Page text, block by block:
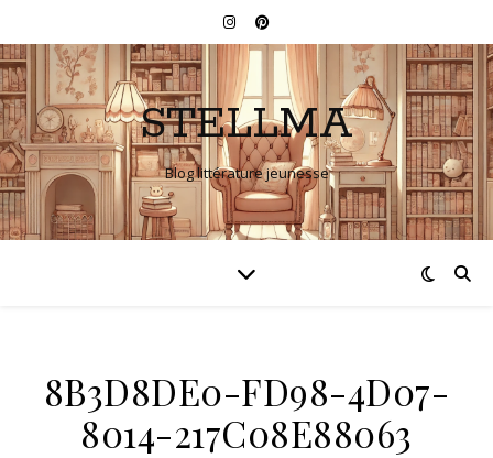
STELLMA
Blog littérature jeunesse
8B3D8DE0-FD98-4D07-
8014-217C08E88063